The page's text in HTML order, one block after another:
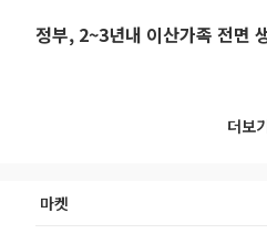
정부, 2~3년내 이산가족 전면
더보
마켓